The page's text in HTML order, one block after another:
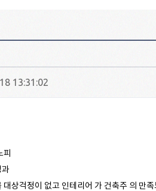
13:31:02
상걱정이 없고 인테리어 가 건축주 의 만